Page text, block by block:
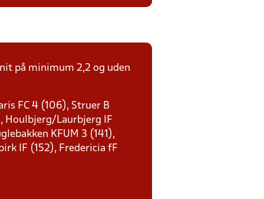
på minimum 2,2 og uden
FC 4 (106), Struer B
Houlbjerg/Laurbjerg IF
KFUM 3 (141),
IF (152), Fredericia fF